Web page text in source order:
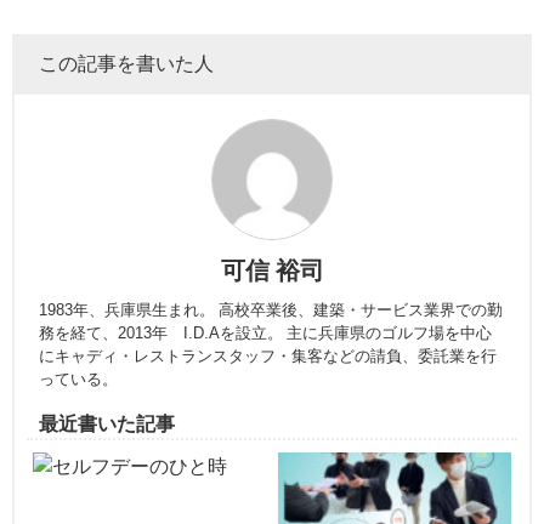
この記事を書いた人
可信 裕司
1983年、兵庫県生まれ。 高校卒業後、建築・サービス業界での勤
務を経て、2013年 I.D.Aを設立。 主に兵庫県のゴルフ場を中心
にキャディ・レストランスタッフ・集客などの請負、委託業を行
っている。
最近書いた記事